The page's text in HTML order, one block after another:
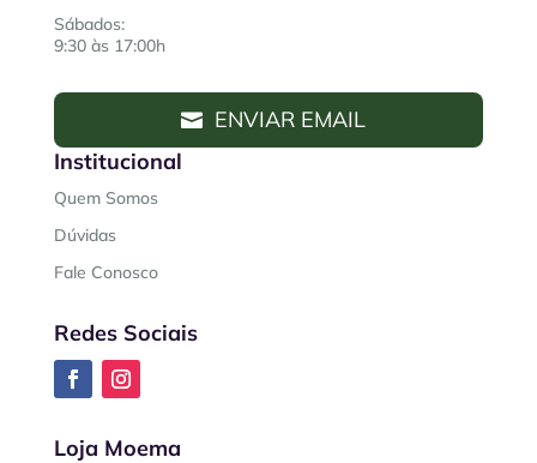
Institucional
Quem Somos
Dúvidas
Fale Conosco
Redes Sociais
Loja Moema
Sábados:
9:30 às 17:00h
ENVIAR EMAIL